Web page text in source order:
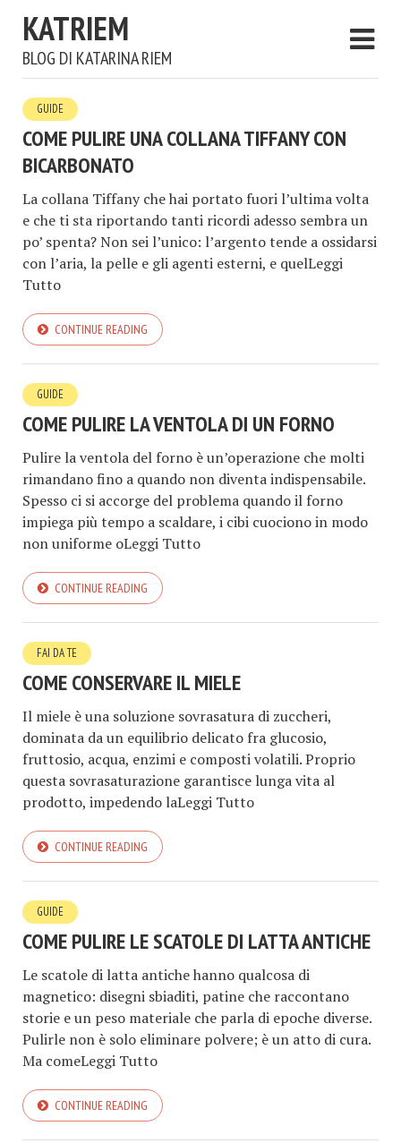
KATRIEM
BLOG DI KATARINA RIEM
GUIDE
COME PULIRE UNA COLLANA TIFFANY CON
BICARBONATO
La collana Tiffany che hai portato fuori l’ultima volta
e che ti sta riportando tanti ricordi adesso sembra un
po’ spenta? Non sei l’unico: l’argento tende a ossidarsi
con l’aria, la pelle e gli agenti esterni, e quelLeggi
Tutto
CONTINUE READING
GUIDE
COME PULIRE LA VENTOLA DI UN FORNO
Pulire la ventola del forno è un’operazione che molti
rimandano fino a quando non diventa indispensabile.
Spesso ci si accorge del problema quando il forno
impiega più tempo a scaldare, i cibi cuociono in modo
non uniforme oLeggi Tutto
CONTINUE READING
FAI DA TE
COME CONSERVARE IL MIELE
Il miele è una soluzione sovrasatura di zuccheri,
dominata da un equilibrio delicato fra glucosio,
fruttosio, acqua, enzimi e composti volatili. Proprio
questa sovrasaturazione garantisce lunga vita al
prodotto, impedendo laLeggi Tutto
CONTINUE READING
GUIDE
COME PULIRE LE SCATOLE DI LATTA ANTICHE
Le scatole di latta antiche hanno qualcosa di
magnetico: disegni sbiaditi, patine che raccontano
storie e un peso materiale che parla di epoche diverse.
Pulirle non è solo eliminare polvere; è un atto di cura.
Ma comeLeggi Tutto
CONTINUE READING